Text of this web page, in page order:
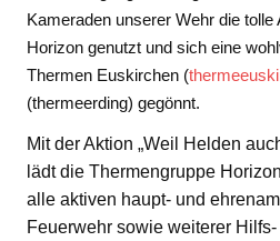
Kameraden unserer Wehr die
Horizon genutzt und sich eine
Thermen Euskirchen (
(thermeerding) gegönnt.
Mit der Aktion „Weil Helden
lädt die Thermengruppe
alle aktiven haupt- und
Feuerwehr sowie weiterer Hilfs-